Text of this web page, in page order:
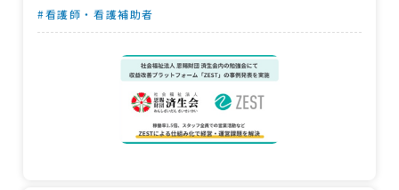
当日は、先行導入した当ステーションの安井
の西森麻喜子所長が登壇し、参加者53人
と事例を共有しました。
安井統括所長は、スケジュールの見える化と
移動効率の向上により「空き枠」が明確にな
#看護師・看護補助者